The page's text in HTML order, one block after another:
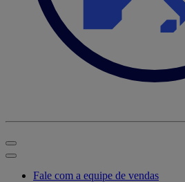
Fale com a equipe de vendas